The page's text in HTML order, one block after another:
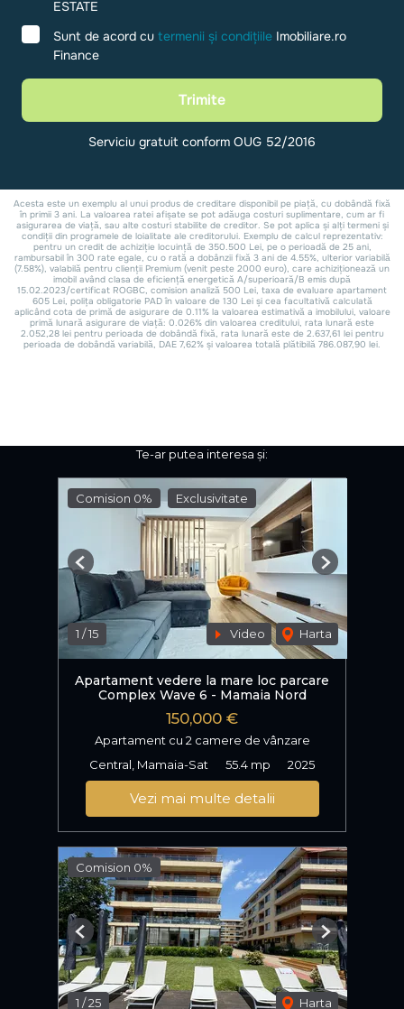
Te-ar putea interesa și:
Comision 0% Exclusivitate
1 /15 Video Harta
Previous Next
Apartament vedere la mare loc parcare
Complex Wave 6 - Mamaia Nord
150,000 €
Apartament cu 2 camere de vânzare
Central, Mamaia-Sat
55.4 mp 2025
Vezi mai multe detalii
Comision 0%
1 /25 Harta
Previous Next